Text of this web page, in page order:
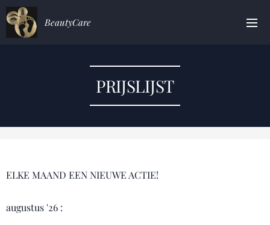
BeautyCare
PRIJSLIJST
ELKE MAAND EEN NIEUWE ACTIE!
augustus '26 :